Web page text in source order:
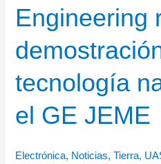
FAS
Engineering
tecnología
el GE JEME
Electrónica, Noticias,Tierra,